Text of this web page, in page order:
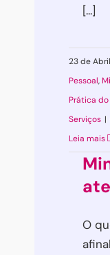
[...]
23 de
Pessoal,
Prática
Serviços |
Leia mais
O